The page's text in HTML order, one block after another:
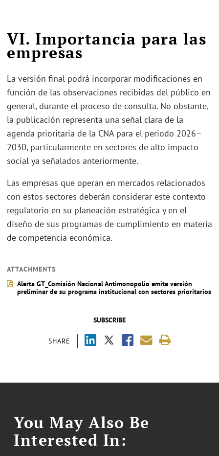
SUBSCRIBE
SHARE
VI. Importancia para las
empresas
La versión final podrá incorporar modificaciones en
función de las observaciones recibidas del público en
general, durante el proceso de consulta. No obstante,
la publicación representa una señal clara de la
agenda prioritaria de la CNA para el periodo 2026–
2030, particularmente en sectores de alto impacto
social ya señalados anteriormente.
Las empresas que operan en mercados relacionados
con estos sectores deberán considerar este contexto
regulatorio en su planeación estratégica y en el
diseño de sus programas de cumplimiento en materia
de competencia económica.
ATTACHMENTS
Alerta GT_Comisión Nacional Antimonopolio emite versión
preliminar de su programa institucional con sectores prioritarios
You May Also Be
Interested In: